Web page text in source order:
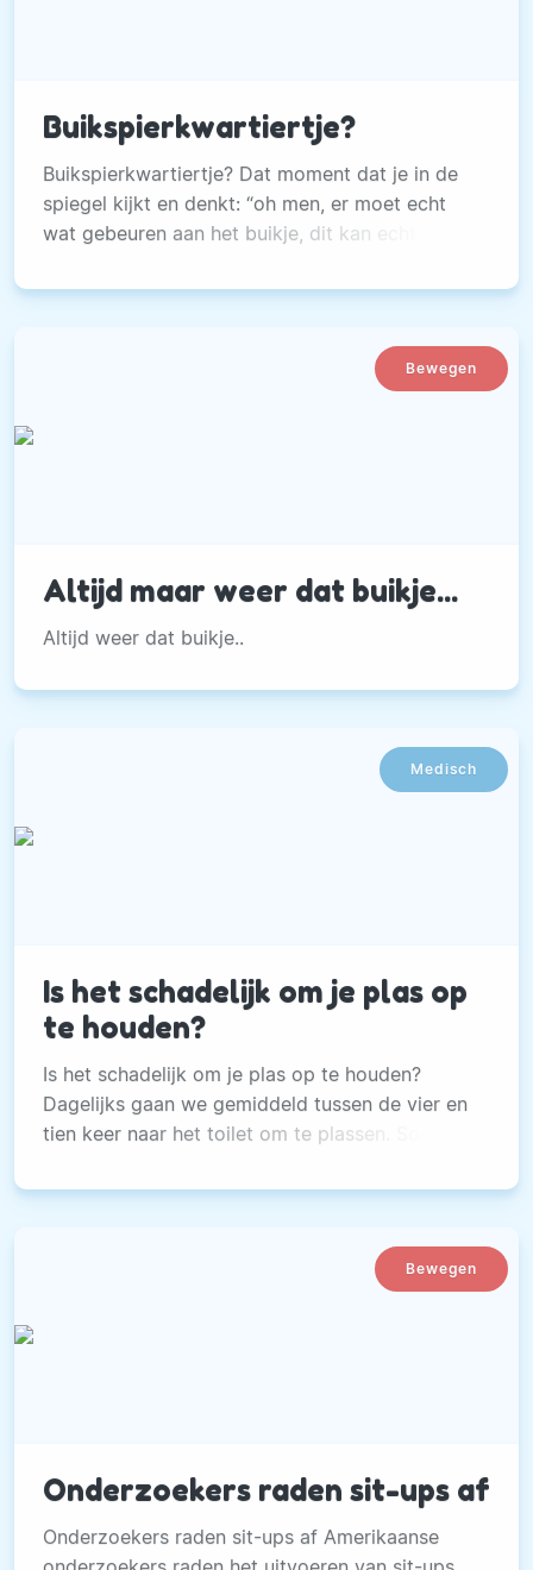
Buikspierkwartiertje?
Buikspierkwartiertje? Dat moment dat je in de
spiegel kijkt en denkt: “oh men, er moet echt
wat gebeuren aan het buikje, dit kan echt niet
het ‘buikspierkwartiertje’.
Bewegen
Altijd maar weer dat buikje...
Altijd weer dat buikje..
Medisch
Is het schadelijk om je plas op
te houden?
Is het schadelijk om je plas op te houden?
Dagelijks gaan we gemiddeld tussen de vier en
tien keer naar het toilet om te plassen. Soms
Bewegen
Onderzoekers raden sit-ups af
Onderzoekers raden sit-ups af Amerikaanse